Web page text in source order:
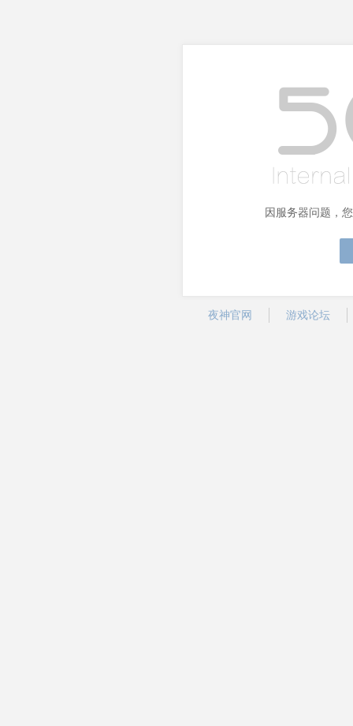
因服务器问题，
夜神官网 游戏论坛